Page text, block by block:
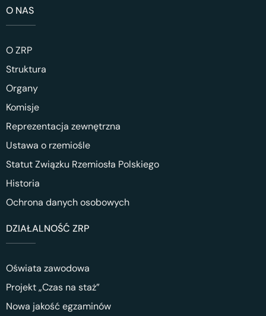
O NAS
O ZRP
Struktura
Organy
Komisje
Reprezentacja zewnętrzna
Ustawa o rzemiośle
Statut Związku Rzemiosła Polskiego
Historia
Ochrona danych osobowych
DZIAŁALNOŚĆ ZRP
Oświata zawodowa
Projekt „Czas na staż”
Nowa jakość egzaminów